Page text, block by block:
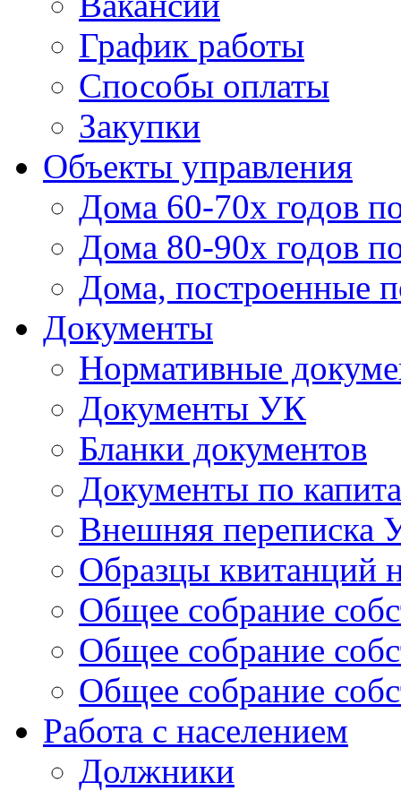
График работы
Способы оплаты
Закупки
Объекты управления
Дома 60-70х годов
Дома 80-90х годов
Дома, построенные
Документы
Нормативные
Документы УК
Бланки документов
Документы по
Внешняя переписка
Образцы квитанций
Общее собрание
Общее собрание
Общее собрание
Работа с населением
Должники